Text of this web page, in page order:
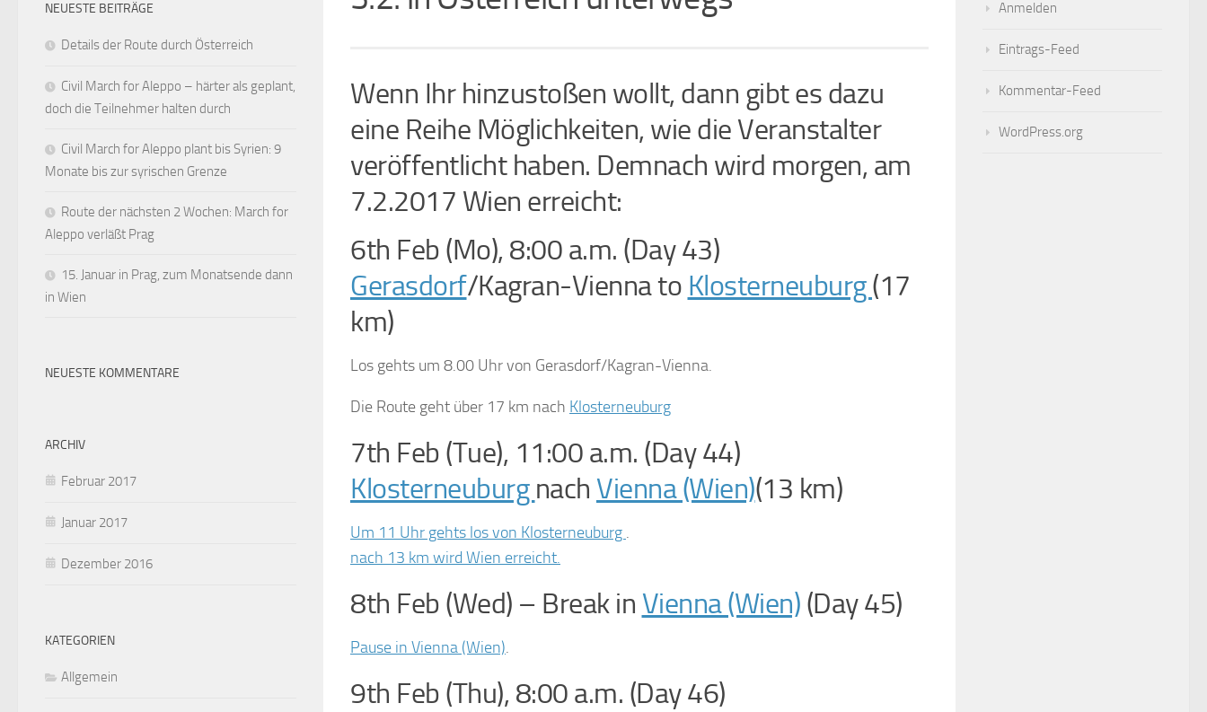
Wenn Ihr hinzustoßen wollt, dann gibt es dazu
eine Reihe Möglichkeiten, wie die Veranstalter
veröffentlicht haben. Demnach wird morgen, am
7.2.2017 Wien erreicht:
6th Feb (Mo), 8:00 a.m. (Day 43)
Gerasdorf/Kagran-Vienna to Klosterneuburg(17
km)
Los gehts um 8.00 Uhr von Gerasdorf/Kagran-Vienna.
Die Route geht über 17 km nach Klosterneuburg
7th Feb (Tue), 11:00 a.m. (Day 44)
Klosterneuburg nach Vienna (Wien)(13 km)
Um 11 Uhr gehts los von Klosterneuburg .
nach 13 km wird Wien erreicht.
8th Feb (Wed) – Break in Vienna (Wien) (Day 45)
Pause in Vienna (Wien).
9th Feb (Thu), 8:00 a.m. (Day 46)
NEUESTE BEITRÄGE
Details der Route durch Österreich
Civil March for Aleppo – härter als geplant,
doch die Teilnehmer halten durch
Civil March for Aleppo plant bis Syrien: 9
Monate bis zur syrischen Grenze
Route der nächsten 2 Wochen: March for
Aleppo verläßt Prag
15. Januar in Prag, zum Monatsende dann
in Wien
NEUESTE KOMMENTARE
ARCHIV
Februar 2017
Januar 2017
Dezember 2016
KATEGORIEN
Allgemein
Anmelden
Eintrags-Feed
Kommentar-Feed
WordPress.org